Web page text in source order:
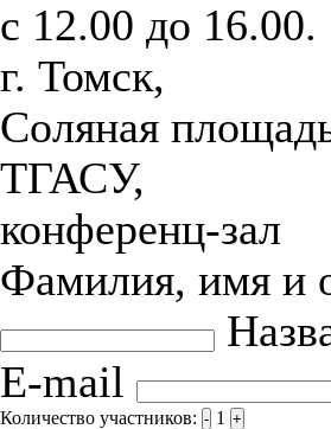
с 12.00 до 16.00.
г. Томск,
Соляная
ТГАСУ,
конференц-зал
Фамилия, имя и
E-mail
Количество участников: - 1 +